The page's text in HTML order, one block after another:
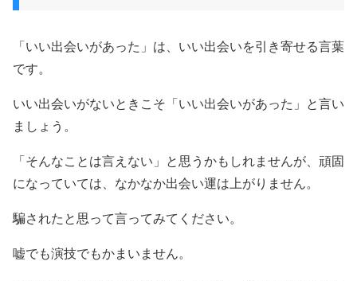
「いい出会いがあった」は、いい出会いを引き寄せる言葉
です。
いい出会いがないときこそ「いい出会いがあった」と言い
ましょう。
「そんなことは言えない」と思うかもしれませんが、頑固
になっていては、なかなか出会い運は上がりません。
騙されたと思って言ってみてください。
嘘でも演技でもかまいません。